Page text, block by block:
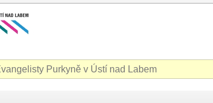
Purkyně v Ústí nad Labem